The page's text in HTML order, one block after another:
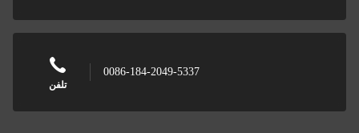
تلفن
0086-184-2049-5337